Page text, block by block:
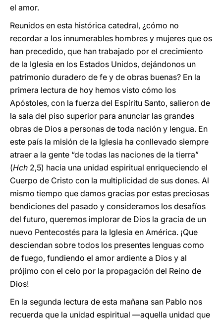
el amor.
Reunidos en esta histórica catedral, ¿cómo no
recordar a los innumerables hombres y mujeres que os
han precedido, que han trabajado por el crecimiento
de la Iglesia en los Estados Unidos, dejándonos un
patrimonio duradero de fe y de obras buenas? En la
primera lectura de hoy hemos visto cómo los
Apóstoles, con la fuerza del Espíritu Santo, salieron de
la sala del piso superior para anunciar las grandes
obras de Dios a personas de toda nación y lengua. En
este país la misión de la Iglesia ha conllevado siempre
atraer a la gente “de todas las naciones de la tierra”
(Hch 2,5) hacia una unidad espiritual enriqueciendo el
Cuerpo de Cristo con la multiplicidad de sus dones. Al
mismo tiempo que damos gracias por estas preciosas
bendiciones del pasado y consideramos los desafíos
del futuro, queremos implorar de Dios la gracia de un
nuevo Pentecostés para la Iglesia en América. ¡Que
desciendan sobre todos los presentes lenguas como
de fuego, fundiendo el amor ardiente a Dios y al
prójimo con el celo por la propagación del Reino de
Dios!
En la segunda lectura de esta mañana san Pablo nos
recuerda que la unidad espiritual —aquella unidad que